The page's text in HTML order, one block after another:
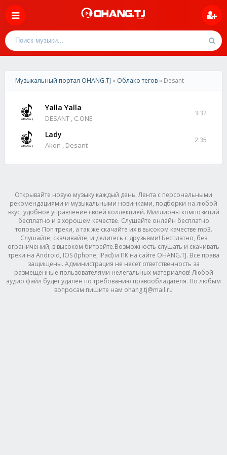
Музыкальный портал OHANG.TJ » Облако тегов» Desant
Yalla Yalla
DESANT , C.ONE
3:32
Lady
Akon , Desant
2:35
Открывайте новую музыку каждый день. Лента с персональными
рекомендациями и музыкальными новинками, подборки на любой
вкус, удобное управление своей коллекцией. Миллионы композиций
бесплатно и в хорошем качестве. Слушайте онлайн бесплатно
топовые Поп треки, а так же скачайте их в высоком качестве mp3.
Слушайте, скачивайте, и делитесь с друзьями! Бесплатно, без
ограничений, в высоком битрейте.Возможность слушать и скачивать
треки на Android, IOS (Iphone, IPad) и ПК на сайте OHANG.TJ. Все права
защищены. Администрация не несет ответственность за
размещенные пользователями нелегальных материалов! Любой
аудио файл будет удалён по требованию правообладателя. По любым
вопросам пишите нам ohang.tj@mail.ru